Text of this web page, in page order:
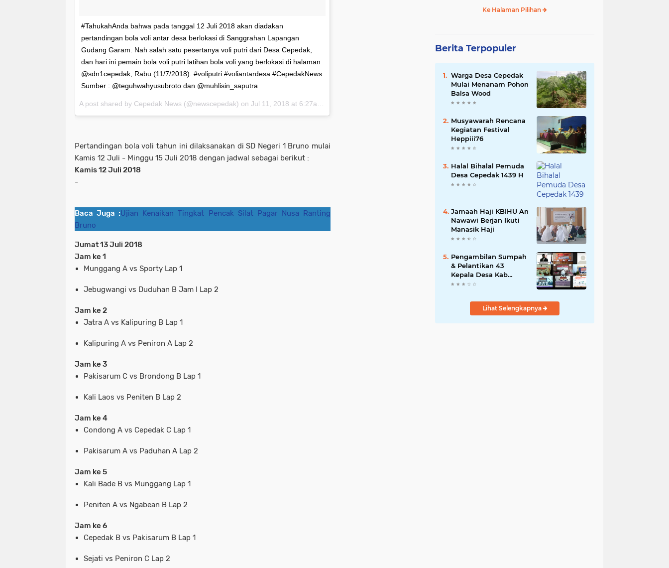
#TahukahAnda bahwa pada tanggal 12 Juli 2018 akan diadakan
pertandingan bola voli antar desa berlokasi di Sanggrahan Lapangan
Gudang Garam. Nah salah satu pesertanya voli putri dari Desa Cepedak,
dan hari ini pemain bola voli putri latihan bola voli yang berlokasi di halaman
@sdn1cepedak, Rabu (11/7/2018). #voliputri #voliantardesa #CepedakNews
Sumber : @teguhwahyusubroto dan @muhlisin_saputra
A post shared by Cepedak News (@newscepedak) on Jul 11, 2018 at 6:27am PDT
Pertandingan bola voli tahun ini dilaksanakan di SD Negeri 1 Bruno mulai
Kamis 12 Juli - Minggu 15 Juli 2018 dengan jadwal sebagai berikut :
Kamis 12 Juli 2018
-
Baca Juga :Ujian Kenaikan Tingkat Pencak Silat Pagar Nusa Ranting
Bruno
Jumat 13 Juli 2018
Jam ke 1
Munggang A vs Sporty Lap 1
Jebugwangi vs Duduhan B Jam I Lap 2
Jam ke 2
Jatra A vs Kalipuring B Lap 1
Kalipuring A vs Peniron A Lap 2
Jam ke 3
Pakisarum C vs Brondong B Lap 1
Kali Laos vs Peniten B Lap 2
Jam ke 4
Condong A vs Cepedak C Lap 1
Pakisarum A vs Paduhan A Lap 2
Jam ke 5
Kali Bade B vs Munggang Lap 1
Peniten A vs Ngabean B Lap 2
Jam ke 6
Cepedak B vs Pakisarum B Lap 1
Sejati vs Peniron C Lap 2
Ke Halaman Pilihan
Berita Terpopuler
Warga Desa Cepedak
Mulai Menanam Pohon
Balsa Wood
Musyawarah Rencana
Kegiatan Festival
Heppiii76
Halal Bihalal Pemuda
Desa Cepedak 1439 H
Jamaah Haji KBIHU An
Nawawi Berjan Ikuti
Manasik Haji
Pengambilan Sumpah
& Pelantikan 43
Kepala Desa Kab
Purworejo 2021
Lihat Selengkapnya